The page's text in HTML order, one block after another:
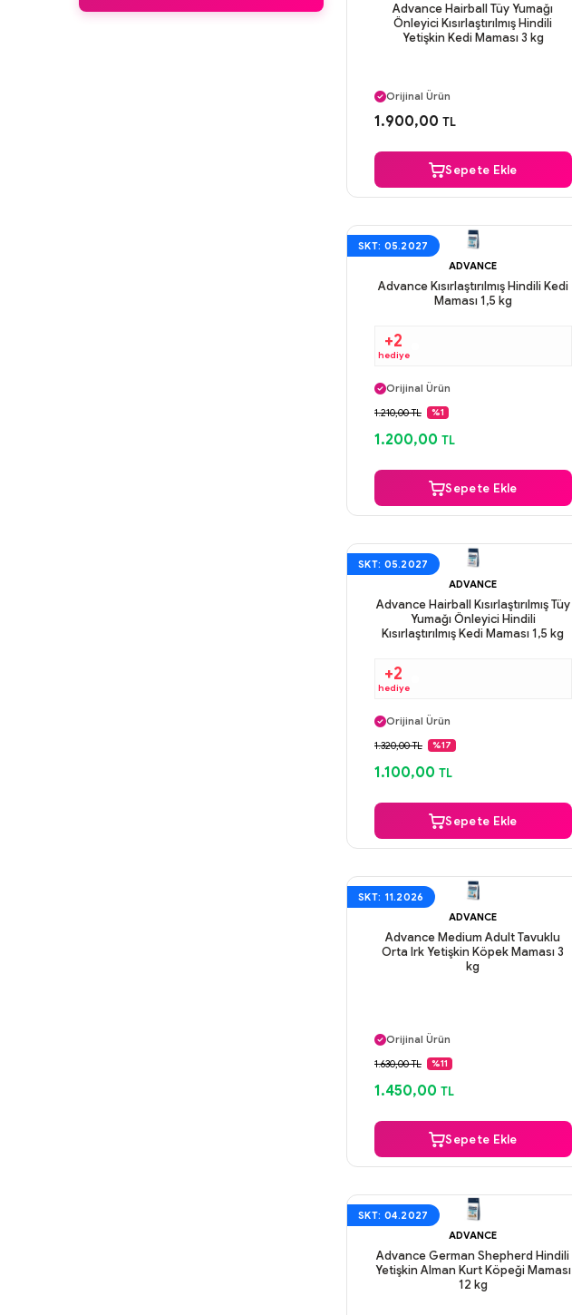
Advance Hairball Tüy Yumağı
Önleyici Kısırlaştırılmış Hindili
Yetişkin Kedi Maması 3 kg
Orijinal Ürün
Güvenli Ödeme
1.900,00 TL
Sepete Ekle
SKT: 05.2027
ADVANCE
Advance Kısırlaştırılmış Hindili Kedi
Maması 1,5 kg
+2
hediye
Orijinal Ürün
Güvenli Ödeme
1.210,00 TL %1
1.200,00 TL
Sepete Ekle
SKT: 05.2027
ADVANCE
Advance Hairball Kısırlaştırılmış Tüy
Yumağı Önleyici Hindili
Kısırlaştırılmış Kedi Maması 1,5 kg
+2
hediye
Orijinal Ürün
Güvenli Ödeme
1.320,00 TL %17
1.100,00 TL
Sepete Ekle
SKT: 11.2026
ADVANCE
Advance Medium Adult Tavuklu
Orta Irk Yetişkin Köpek Maması 3
kg
Orijinal Ürün
Güvenli Ödeme
1.630,00 TL %11
1.450,00 TL
Sepete Ekle
SKT: 04.2027
ADVANCE
Advance German Shepherd Hindili
Yetişkin Alman Kurt Köpeği Maması
12 kg